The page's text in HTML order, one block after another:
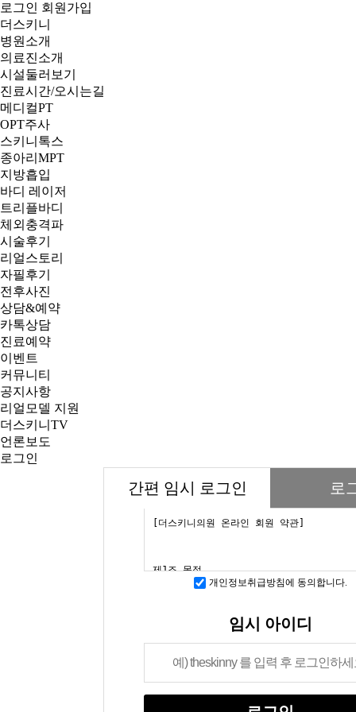
로그인 회원가입
더스키니
병원소개
의료진소개
시설둘러보기
진료시간/오시는길
메디컬PT
OPT주사
스키니톡스
종아리MPT
지방흡입
바디 레이저
트리플바디
체외충격파
시술후기
리얼스토리
자필후기
전후사진
상담&예약
카톡상담
진료예약
이벤트
커뮤니티
공지사항
리얼모델 지원
더스키니TV
언론보도
로그인
간편 임시 로그인 로
개인정보취급방침에 동의합니다.
임시 아이디